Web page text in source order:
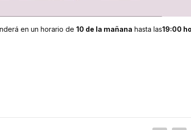
en un horario de10 de la mañana hasta las19:00